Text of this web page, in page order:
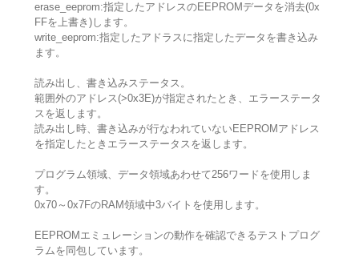
erase_eeprom:指定したアドレスのEEPROMデータを消去(0x
FFを上書き)します。
write_eeprom:指定したアドラスに指定したデータを書き込み
ます。
読み出し、書き込みステータス。
範囲外のアドレス(>0x3E)が指定されたとき、エラーステータ
スを返します。
読み出し時、書き込みが行なわれていないEEPROMアドレス
を指定したときエラーステータスを返します。
プログラム領域、データ領域あわせて256ワードを使用しま
す。
0x70～0x7FのRAM領域中3バイトを使用します。
EEPROMエミュレーションの動作を確認できるテストプログ
ラムを同包しています。